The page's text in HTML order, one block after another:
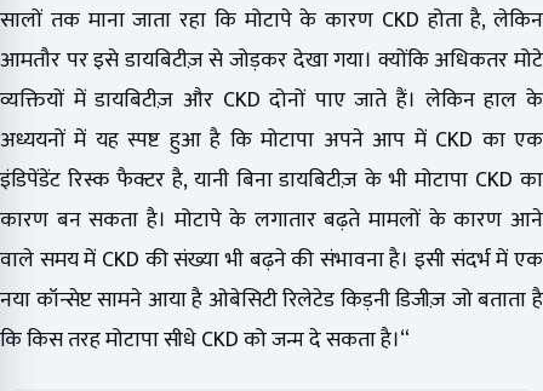
सालों तक माना जाता रहा कि मोटापे के कारण CKD होता है, लेकिन
आमतौर पर इसे डायबिटीज़ से जोड़कर देखा गया। क्योंकि अधिकतर मोटे
व्यक्तियों में डायबिटीज़ और CKD दोनों पाए जाते हैं। लेकिन हाल के
अध्ययनों में यह स्पष्ट हुआ है कि मोटापा अपने आप में CKD का एक
इंडिपेंडेंट रिस्क फैक्टर है, यानी बिना डायबिटीज़ के भी मोटापा CKD का
कारण बन सकता है। मोटापे के लगातार बढ़ते मामलों के कारण आने
वाले समय में CKD की संख्या भी बढ़ने की संभावना है। इसी संदर्भ में एक
नया कॉन्सेप्ट सामने आया है ओबेसिटी रिलेटेड किड़नी डिजीज़ जो बताता है
कि किस तरह मोटापा सीधे CKD को जन्म दे सकता है।“